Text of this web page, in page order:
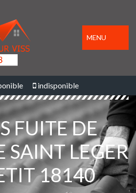
MENU
indisponible
FUITE DE
SAINT LEGER
18140